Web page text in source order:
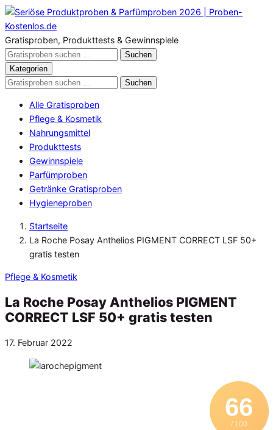
Zum
Inhalt
springen
Gratisproben, Produkttests & Gewinnspiele
Gratisproben
durchsuchen
Suchen
Kategorien
Gratisproben
Suchen
Alle Gratisproben
Pflege & Kosmetik
Nahrungsmittel
Produkttests
Gewinnspiele
Parfümproben
Getränke Gratisproben
Hygieneproben
Startseite
La Roche Posay Anthelios PIGMENT CORRECT LSF 50+
gratis testen
Pflege & Kosmetik
La Roche Posay Anthelios PIGMENT
CORRECT LSF 50+ gratis testen
Veröffentlicht
17. Februar 2022
66
/ 100